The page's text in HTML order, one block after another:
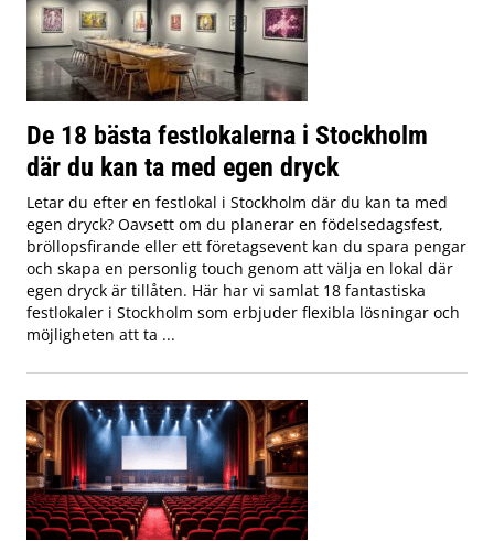
De 18 bästa festlokalerna i Stockholm
där du kan ta med egen dryck
Letar du efter en festlokal i Stockholm där du kan ta med
egen dryck? Oavsett om du planerar en födelsedagsfest,
bröllopsfirande eller ett företagsevent kan du spara pengar
och skapa en personlig touch genom att välja en lokal där
egen dryck är tillåten. Här har vi samlat 18 fantastiska
festlokaler i Stockholm som erbjuder flexibla lösningar och
möjligheten att ta ...